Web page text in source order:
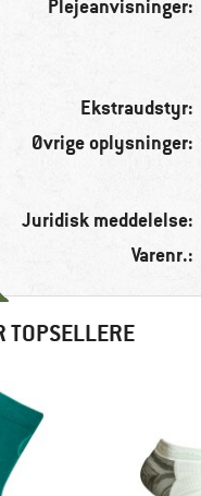
Plejeanvisninger:
Ekstraudstyr:
Øvrige oplysninger:
Juridisk meddelelse:
Varenr.:
TOPSELLERE